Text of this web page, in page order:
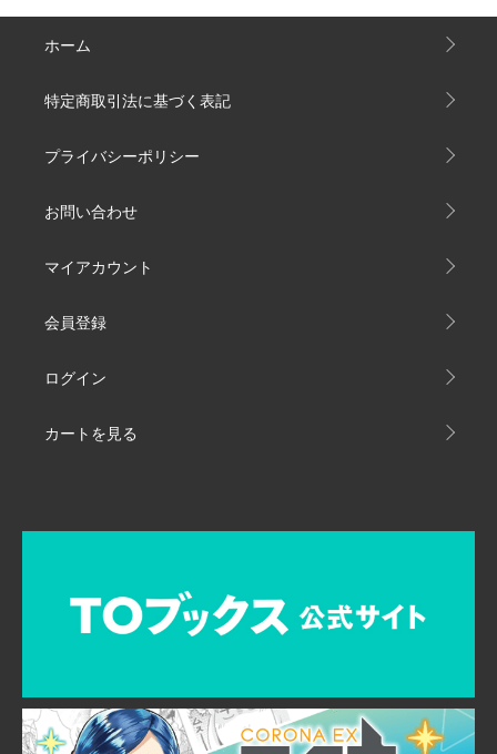
ホーム
特定商取引法に基づく表記
プライバシーポリシー
お問い合わせ
マイアカウント
会員登録
ログイン
カートを見る